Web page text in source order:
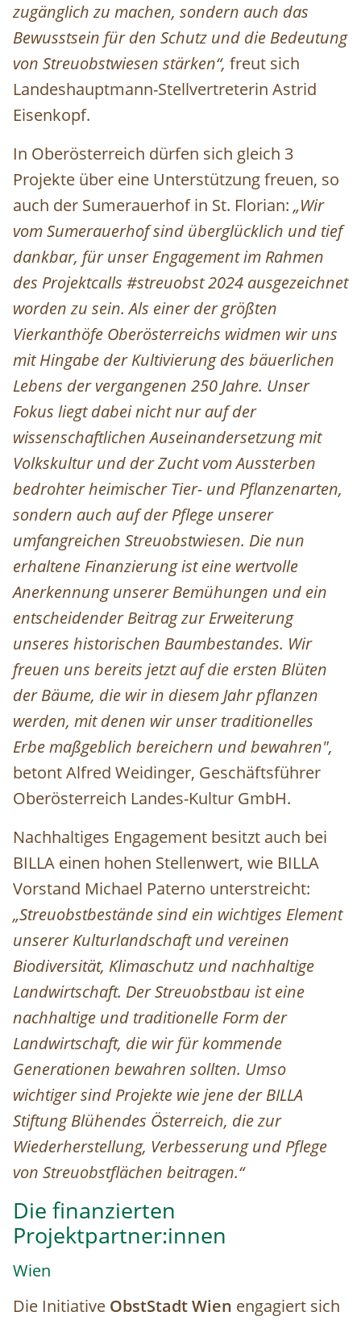
zugänglich zu machen, sondern auch das
Bewusstsein für den Schutz und die Bedeutung
von Streuobstwiesen stärken“, freut sich
Landeshauptmann-Stellvertreterin Astrid
Eisenkopf.
In Oberösterreich dürfen sich gleich 3
Projekte über eine Unterstützung freuen, so
auch der Sumerauerhof in St. Florian: „Wir
vom Sumerauerhof sind überglücklich und tief
dankbar, für unser Engagement im Rahmen
des Projektcalls #streuobst 2024 ausgezeichnet
worden zu sein. Als einer der größten
Vierkanthöfe Oberösterreichs widmen wir uns
mit Hingabe der Kultivierung des bäuerlichen
Lebens der vergangenen 250 Jahre. Unser
Fokus liegt dabei nicht nur auf der
wissenschaftlichen Auseinandersetzung mit
Volkskultur und der Zucht vom Aussterben
bedrohter heimischer Tier- und Pflanzenarten,
sondern auch auf der Pflege unserer
umfangreichen Streuobstwiesen. Die nun
erhaltene Finanzierung ist eine wertvolle
Anerkennung unserer Bemühungen und ein
entscheidender Beitrag zur Erweiterung
unseres historischen Baumbestandes. Wir
freuen uns bereits jetzt auf die ersten Blüten
der Bäume, die wir in diesem Jahr pflanzen
werden, mit denen wir unser traditionelles
Erbe maßgeblich bereichern und bewahren",
betont Alfred Weidinger, Geschäftsführer
Oberösterreich Landes-Kultur GmbH.
Nachhaltiges Engagement besitzt auch bei
BILLA einen hohen Stellenwert, wie BILLA
Vorstand Michael Paterno unterstreicht:
„Streuobstbestände sind ein wichtiges Element
unserer Kulturlandschaft und vereinen
Biodiversität, Klimaschutz und nachhaltige
Landwirtschaft. Der Streuobstbau ist eine
nachhaltige und traditionelle Form der
Landwirtschaft, die wir für kommende
Generationen bewahren sollten. Umso
wichtiger sind Projekte wie jene der BILLA
Stiftung Blühendes Österreich, die zur
Wiederherstellung, Verbesserung und Pflege
von Streuobstflächen beitragen.“
Die finanzierten
Projektpartner:innen
Wien
Die Initiative ObstStadt Wien engagiert sich